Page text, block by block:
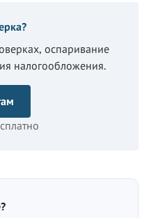
оспаривание
налогообложения.